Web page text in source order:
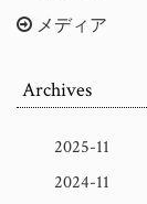
メディア
Archives
2025-11
2024-11